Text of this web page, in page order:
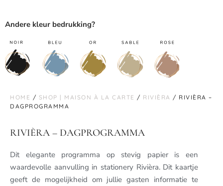
Andere kleur bedrukking?
HOME / SHOP | MAISON À LA CARTE / RIVIÈRA / RIVIÈRA –
DAGPROGRAMMA
RIVIÈRA – DAGPROGRAMMA
Dit elegante programma op stevig papier is een
waardevolle aanvulling in stationery Rivièra. Dit kaartje
geeft de mogelijkheid om jullie gasten informatie te